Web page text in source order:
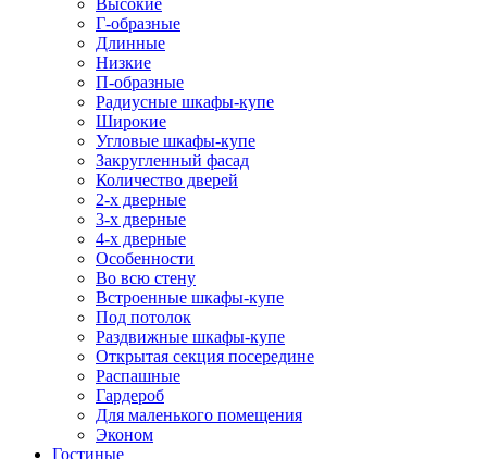
Высокие
Г-образные
Длинные
Низкие
П-образные
Радиусные шкафы-купе
Широкие
Угловые шкафы-купе
Закругленный фасад
Количество дверей
2-х дверные
3-х дверные
4-х дверные
Особенности
Во всю стену
Встроенные шкафы-купе
Под потолок
Раздвижные шкафы-купе
Открытая секция посередине
Распашные
Гардероб
Для маленького помещения
Эконом
Гостиные